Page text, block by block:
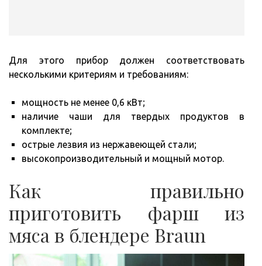
Для этого прибор должен соответствовать
несколькими критериям и требованиям:
мощность не менее 0,6 кВт;
наличие чаши для твердых продуктов в
комплекте;
острые лезвия из нержавеющей стали;
высокопроизводительный и мощный мотор.
Как правильно
приготовить фарш из
мяса в блендере Braun